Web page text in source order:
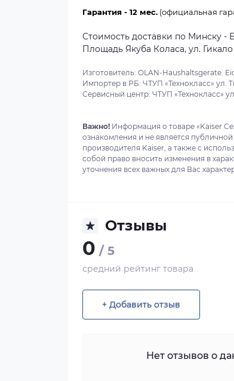
Гарантия - 12 мес. (официальная
Стоимость доставки по Минску -
Площадь Якуба Коласа, ул. Гикало
Изготовитель: OLAN-Haushaltsgerate.
Импортер в РБ: ЧТУП «Технокласс» ул.
Сервисный центр: ЧТУП «Технокласс»
Важно! Информация о товаре «Kaiser
ознакомления и не является
производителя Kaiser, а также с
собой право вносить изменения в
уточнения всех важных для Вас
Отзывы
0 / 5
средний рейтинг товара
+ Добавить отзыв
Нет отзывов о